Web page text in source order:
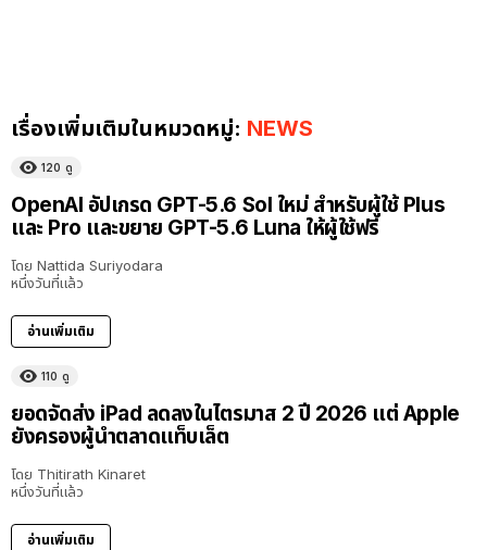
เรื่องเพิ่มเติมในหมวดหมู่: NEWS
120 ดู
OpenAI อัปเกรด GPT-5.6 Sol ใหม่ สำหรับผู้ใช้ Plus
และ Pro และขยาย GPT-5.6 Luna ให้ผู้ใช้ฟรี
โดย Nattida Suriyodara
หนึ่งวันที่แล้ว
อ่านเพิ่มเติม
110 ดู
ยอดจัดส่ง iPad ลดลงในไตรมาส 2 ปี 2026 แต่ Apple
ยังครองผู้นำตลาดแท็บเล็ต
โดย Thitirath Kinaret
หนึ่งวันที่แล้ว
อ่านเพิ่มเติม